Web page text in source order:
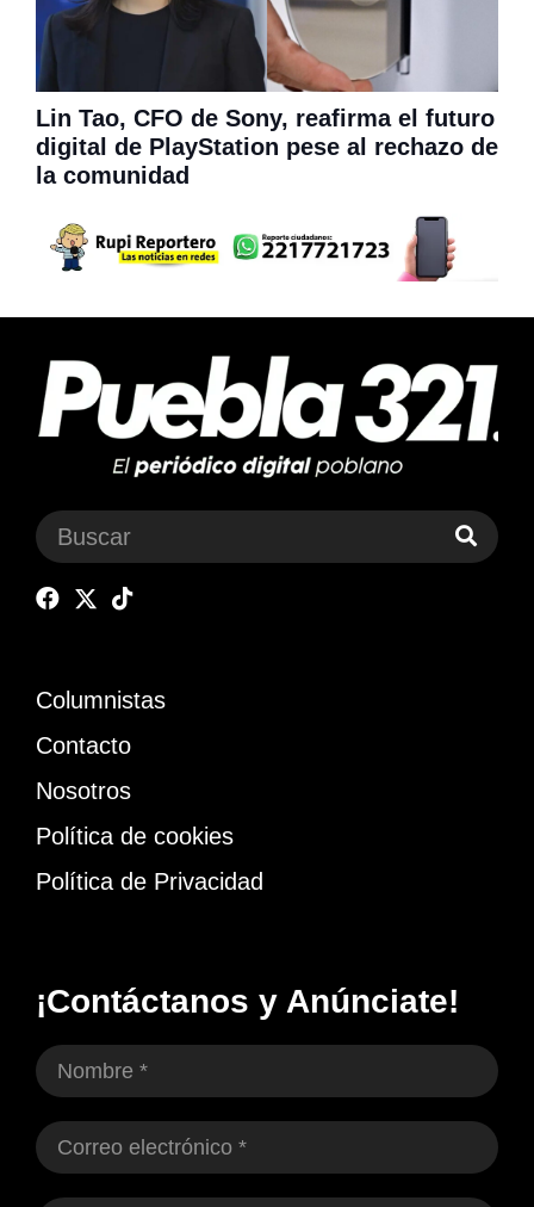
Lin Tao, CFO de Sony, reafirma el futuro
digital de PlayStation pese al rechazo de
la comunidad
Columnistas
Contacto
Nosotros
Política de cookies
Política de Privacidad
¡Contáctanos y Anúnciate!